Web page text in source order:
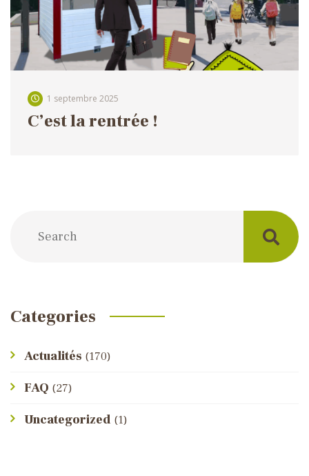
1 septembre 2025
C’est la rentrée !
Categories
Actualités (170)
FAQ (27)
Uncategorized (1)